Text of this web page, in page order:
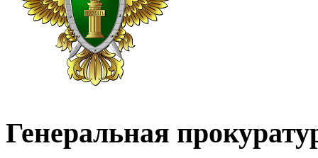
Генеральная